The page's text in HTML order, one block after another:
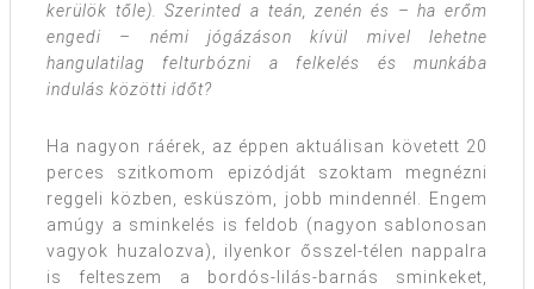
kerülök tőle). Szerinted a teán, zenén és – ha erőm
engedi – némi jógázáson kívül mivel lehetne
hangulatilag felturbózni a felkelés és munkába
indulás közötti időt?
Ha nagyon ráérek, az éppen aktuálisan követett 20
perces szitkomom epizódját szoktam megnézni
reggeli közben, esküszöm, jobb mindennél. Engem
amúgy a sminkelés is feldob (nagyon sablonosan
vagyok huzalozva), ilyenkor ősszel-télen nappalra
is felteszem a bordós-lilás-barnás sminkeket,